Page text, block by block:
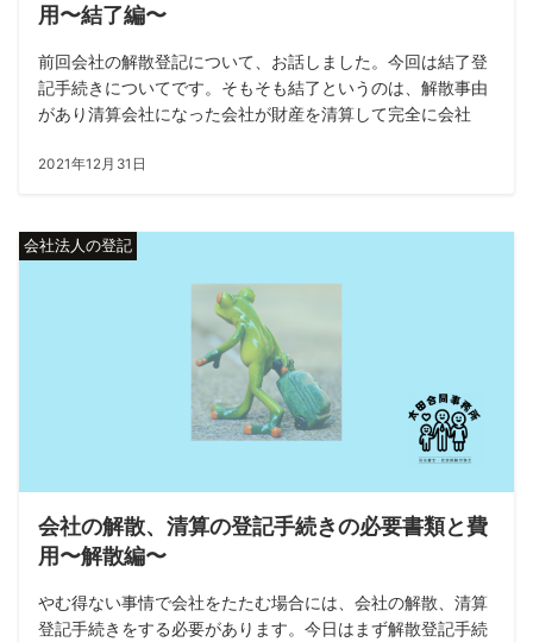
用〜結了編〜
前回会社の解散登記について、お話しました。今回は結了登
記手続きについてです。そもそも結了というのは、解散事由
があり清算会社になった会社が財産を清算して完全に会社
2021年12月31日
会社法人の登記
会社の解散、清算の登記手続きの必要書類と費
用〜解散編〜
やむ得ない事情で会社をたたむ場合には、会社の解散、清算
登記手続きをする必要があります。今日はまず解散登記手続